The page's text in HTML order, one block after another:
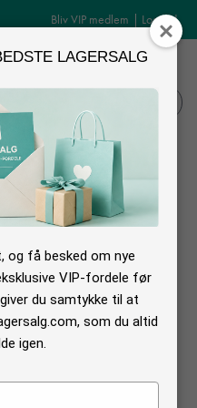
Bliv VIP medlem | Log ind
MENU
udsalg
har tilbud på vinterjakker
LAGERSALG
og få besked om nye
VIP-fordele før
du samtykke til at
som du altid
igen.